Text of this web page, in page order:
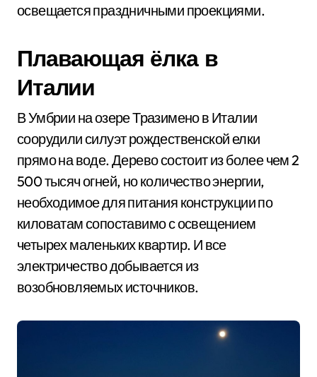
освещается праздничными проекциями.
Плавающая ёлка в
Италии
В Умбрии на озере Тразимено в Италии
соорудили силуэт рождественской елки
прямо на воде. Дерево состоит из более чем 2
500 тысяч огней, но количество энергии,
необходимое для питания конструкции по
киловатам сопоставимо с освещением
четырех маленьких квартир. И все
электричество добывается из
возобновляемых источников.